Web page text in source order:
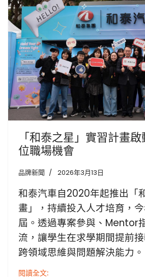
「和泰之星」實習計畫
位職場機會
品牌新聞 2026年3月13日
和泰汽車自2020年起推出「
畫」，持續投入人才培育，
屆。透過專案參與、Mentor
流，讓學生在求學期間提前
跨領域思維與問題解決能力。
閱讀全文: